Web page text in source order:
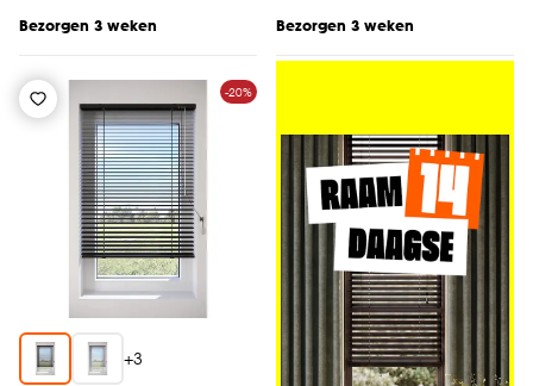
Bezorgen 3 weken Bezorgen 3 weken
-20%
+3